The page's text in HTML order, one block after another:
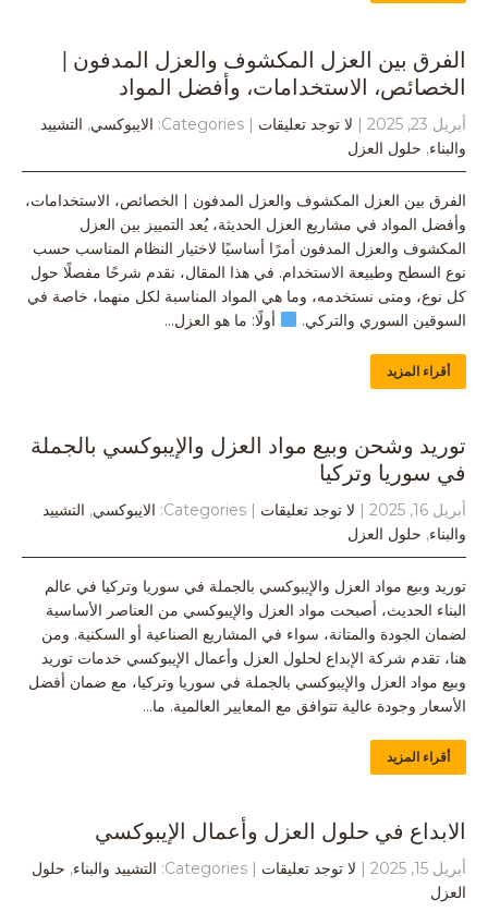
الفرق بين العزل المكشوف والعزل المدفون |
الخصائص، الاستخدامات، وأفضل المواد
أبريل 23, 2025 | لا توجد تعليقات | Categories: الايبوكسي, التشييد
والبناء, حلول العزل
الفرق بين العزل المكشوف والعزل المدفون | الخصائص، الاستخدامات،
وأفضل المواد في مشاريع العزل الحديثة، يُعد التمييز بين العزل
المكشوف والعزل المدفون أمرًا أساسيًا لاختيار النظام المناسب حسب
نوع السطح وطبيعة الاستخدام. في هذا المقال، نقدم شرحًا مفصلًا حول
كل نوع، ومتى نستخدمه، وما هي المواد المناسبة لكل منهما، خاصة في
السوقين السوري والتركي.
أولًا: ما هو العزل…
أقراء المزيد
توريد وشحن وبيع مواد العزل والإيبوكسي بالجملة
في سوريا وتركيا
أبريل 16, 2025 | لا توجد تعليقات | Categories: الايبوكسي, التشييد
والبناء, حلول العزل
توريد وبيع مواد العزل والإيبوكسي بالجملة في سوريا وتركيا في عالم
البناء الحديث، أصبحت مواد العزل والإيبوكسي من العناصر الأساسية
لضمان الجودة والمتانة، سواء في المشاريع الصناعية أو السكنية. ومن
هنا، تقدم شركة الإبداع لحلول العزل وأعمال الإيبوكسي خدمات توريد
وبيع مواد العزل والإيبوكسي بالجملة في سوريا وتركيا، مع ضمان أفضل
الأسعار وجودة عالية تتوافق مع المعايير العالمية. ما…
أقراء المزيد
الابداع في حلول العزل وأعمال الإيبوكسي
أبريل 15, 2025 | لا توجد تعليقات | Categories: التشييد والبناء, حلول
العزل